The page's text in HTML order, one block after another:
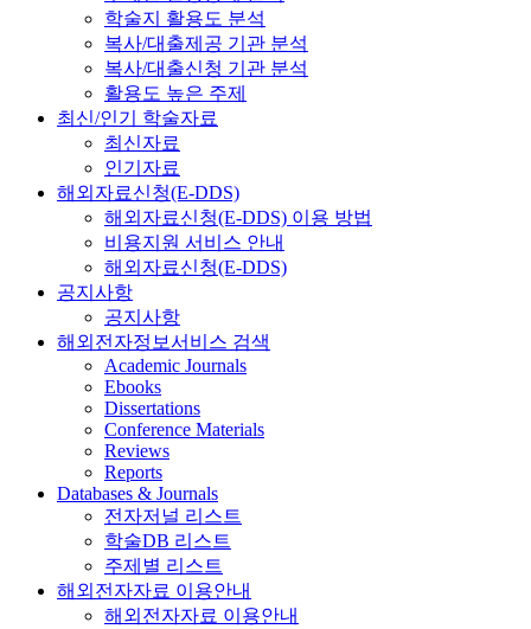
학술지 활용도 분석
복사/대출제공 기관 분석
복사/대출신청 기관 분석
활용도 높은 주제
최신/인기 학술자료
최신자료
인기자료
해외자료신청(E-DDS)
해외자료신청(E-DDS) 이용 방법
비용지원 서비스 안내
해외자료신청(E-DDS)
공지사항
공지사항
해외전자정보서비스 검색
Academic Journals
Ebooks
Dissertations
Conference Materials
Reviews
Reports
Databases & Journals
전자저널 리스트
학술DB 리스트
주제별 리스트
해외전자자료 이용안내
해외전자자료 이용안내